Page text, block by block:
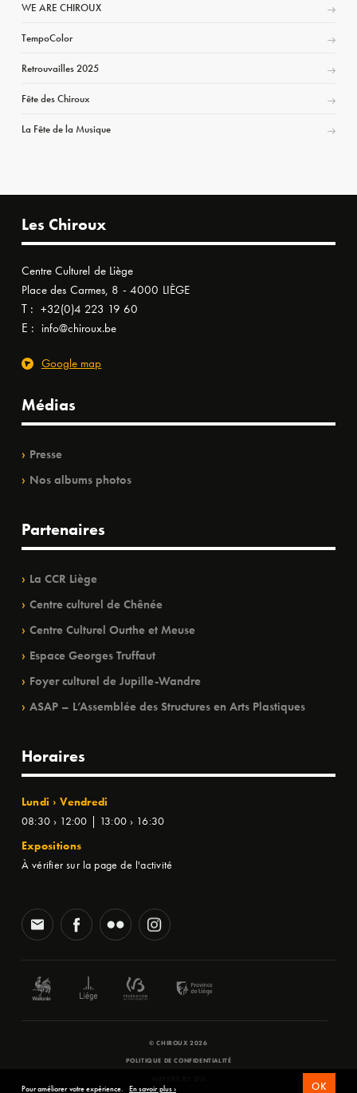
WE ARE CHIROUX
TempoColor
Retrouvailles 2025
Fête des Chiroux
La Fête de la Musique
Les Chiroux
Centre Culturel de Liège
Place des Carmes, 8 - 4000 LIÈGE
T : +32(0)4 223 19 60
E : info@chiroux.be
Google map
Médias
Presse
Nos albums photos
Partenaires
La CCR Liège
Centre culturel de Chênée
Centre Culturel Ourthe et Meuse
Espace Georges Truffaut
Foyer culturel de Jupille-Wandre
ASAP – L’Assemblée des Structures en Arts Plastiques
Horaires
Lundi › Vendredi
08:30 › 12:00 | 13:00 › 16:30
Expositions
À vérifier sur la page de l'activité
© CHIROUX 2026
POLITIQUE DE CONFIDENTIALITÉ
Pour améliorer votre expérience. En savoir plus › OK